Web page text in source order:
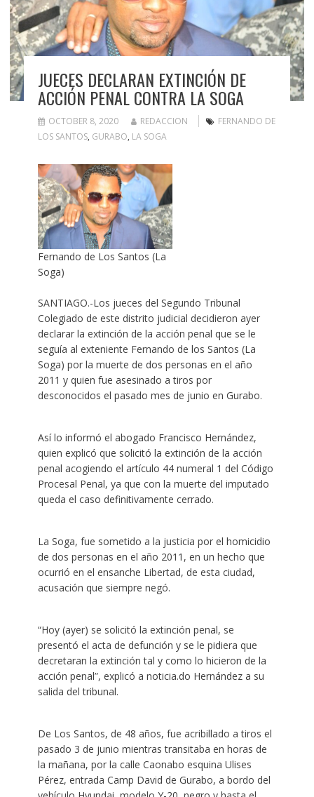
JUECES DECLARAN EXTINCIÓN DE
ACCIÓN PENAL CONTRA LA SOGA
OCTOBER 8, 2020 REDACCION
FERNANDO DE
LOS SANTOS, GURABO, LA SOGA
Fernando de Los Santos (La
Soga)
SANTIAGO.-Los jueces del Segundo Tribunal
Colegiado de este distrito judicial decidieron ayer
declarar la extinción de la acción penal que se le
seguía al exteniente Fernando de los Santos (La
Soga) por la muerte de dos personas en el año
2011 y quien fue asesinado a tiros por
desconocidos el pasado mes de junio en Gurabo.
Así lo informó el abogado Francisco Hernández,
quien explicó que solicitó la extinción de la acción
penal acogiendo el artículo 44 numeral 1 del Código
Procesal Penal, ya que con la muerte del imputado
queda el caso definitivamente cerrado.
La Soga, fue sometido a la justicia por el homicidio
de dos personas en el año 2011, en un hecho que
ocurrió en el ensanche Libertad, de esta ciudad,
acusación que siempre negó.
“Hoy (ayer) se solicitó la extinción penal, se
presentó el acta de defunción y se le pidiera que
decretaran la extinción tal y como lo hicieron de la
acción penal”, explicó a noticia.do Hernández a su
salida del tribunal.
De Los Santos, de 48 años, fue acribillado a tiros el
pasado 3 de junio mientras transitaba en horas de
la mañana, por la calle Caonabo esquina Ulises
Pérez, entrada Camp David de Gurabo, a bordo del